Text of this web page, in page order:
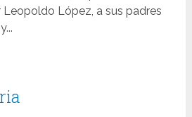
Leopoldo López, a sus padres